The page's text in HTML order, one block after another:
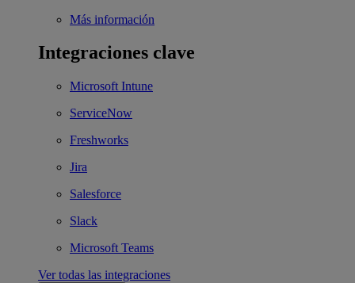
Más información
Integraciones clave
Microsoft Intune
ServiceNow
Freshworks
Jira
Salesforce
Slack
Microsoft Teams
Ver todas las integraciones